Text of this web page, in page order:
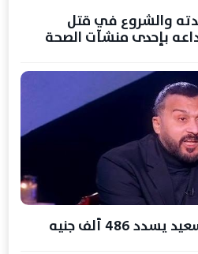
والشروع في قتل
بإحدى منشآت الصحة
للإفراج عنه.. إبراهيم سعيد يسدد 486 ألف جنيه